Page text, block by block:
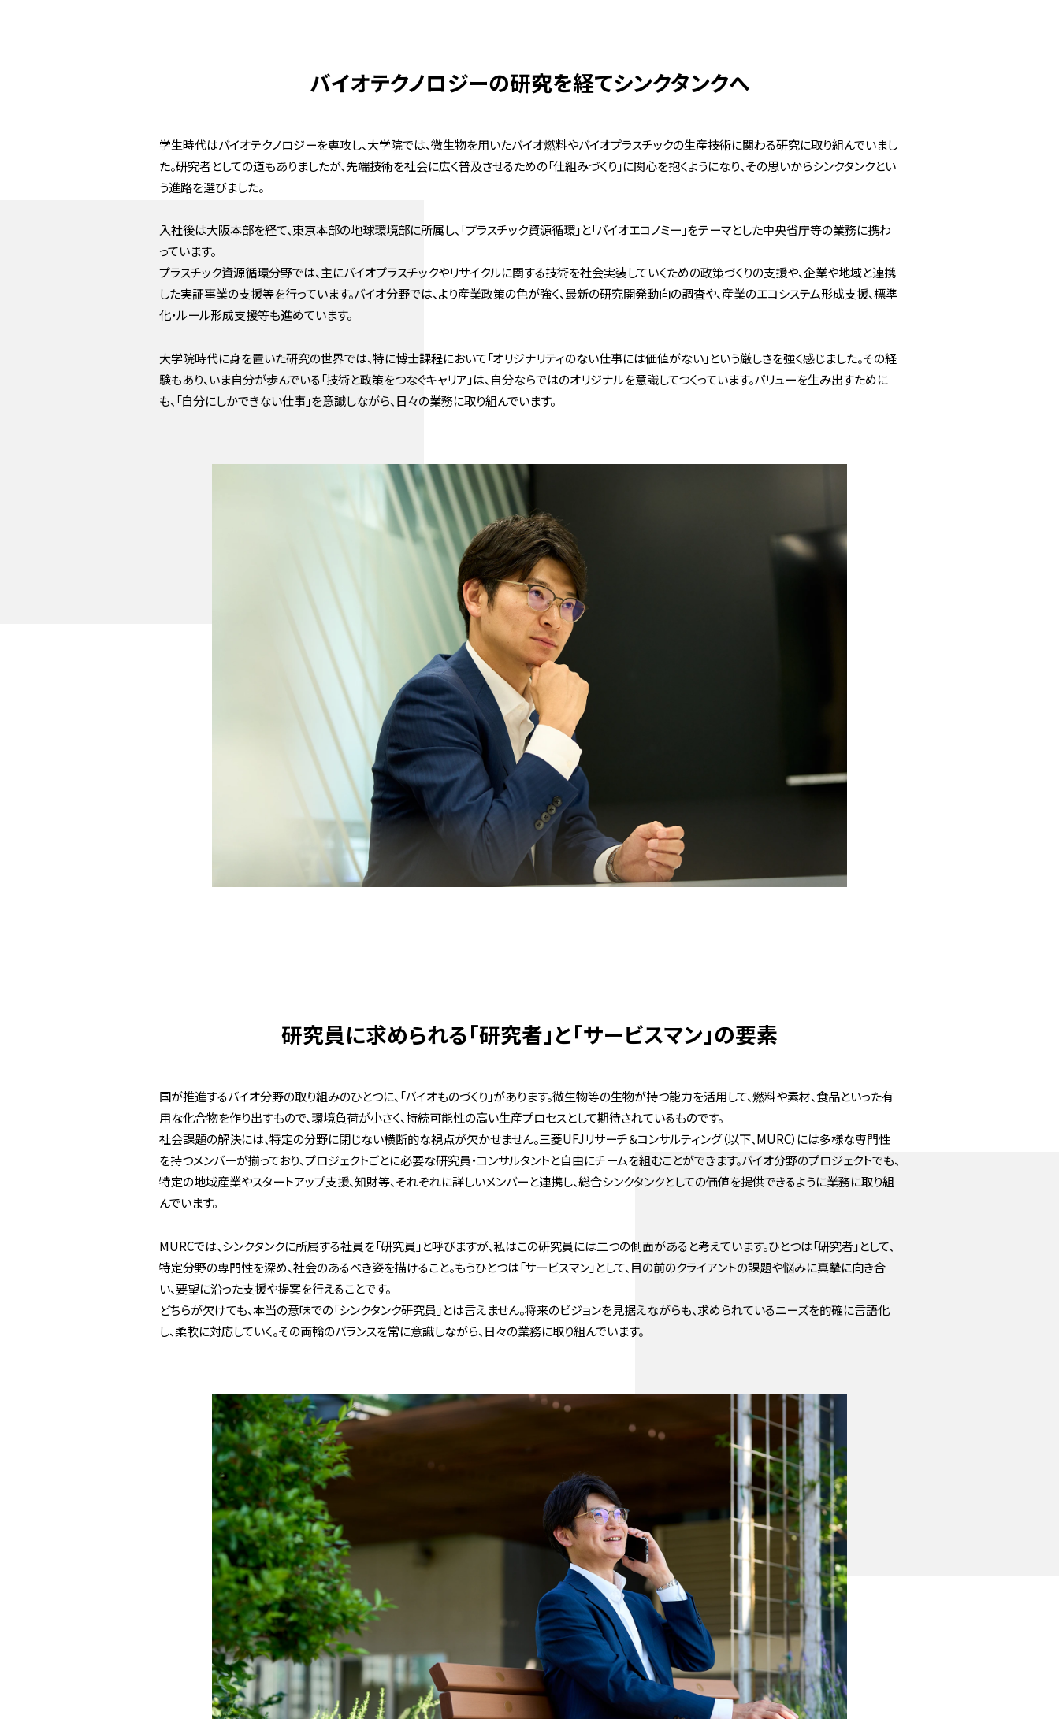
バイオテクノロジーの研究を経てシンクタンクへ
学生時代はバイオテクノロジーを専攻し、大学院では、微生物を用いたバイオ燃料やバイオプラスチックの生産技術に関わる研究に取り組んでいまし
た。研究者としての道もありましたが、先端技術を社会に広く普及させるための「仕組みづくり」に関心を抱くようになり、その思いからシンクタンクとい
う進路を選びました。
入社後は大阪本部を経て、東京本部の地球環境部に所属し、「プラスチック資源循環」と「バイオエコノミー」をテーマとした中央省庁等の業務に携わ
っています。
プラスチック資源循環分野では、主にバイオプラスチックやリサイクルに関する技術を社会実装していくための政策づくりの支援や、企業や地域と連携
した実証事業の支援等を行っています。バイオ分野では、より産業政策の色が強く、最新の研究開発動向の調査や、産業のエコシステム形成支援、標準
化・ルール形成支援等も進めています。
大学院時代に身を置いた研究の世界では、特に博士課程において「オリジナリティのない仕事には価値がない」という厳しさを強く感じました。その経
験もあり、いま自分が歩んでいる「技術と政策をつなぐキャリア」は、自分ならではのオリジナルを意識してつくっています。バリューを生み出すために
も、「自分にしかできない仕事」を意識しながら、日々の業務に取り組んでいます。
研究員に求められる「研究者」と「サービスマン」の要素
国が推進するバイオ分野の取り組みのひとつに、「バイオものづくり」があります。微生物等の生物が持つ能力を活用して、燃料や素材、食品といった有
用な化合物を作り出すもので、環境負荷が小さく、持続可能性の高い生産プロセスとして期待されているものです。
社会課題の解決には、特定の分野に閉じない横断的な視点が欠かせません。三菱UFJリサーチ＆コンサルティング（以下、MURC）には多様な専門性
を持つメンバーが揃っており、プロジェクトごとに必要な研究員・コンサルタントと自由にチームを組むことができます。バイオ分野のプロジェクトでも、
特定の地域産業やスタートアップ支援、知財等、それぞれに詳しいメンバーと連携し、総合シンクタンクとしての価値を提供できるように業務に取り組
んでいます。
MURCでは、シンクタンクに所属する社員を「研究員」と呼びますが、私はこの研究員には二つの側面があると考えています。ひとつは「研究者」として、
特定分野の専門性を深め、社会のあるべき姿を描けること。もうひとつは「サービスマン」として、目の前のクライアントの課題や悩みに真摯に向き合
い、要望に沿った支援や提案を行えることです。
どちらが欠けても、本当の意味での「シンクタンク研究員」とは言えません。将来のビジョンを見据えながらも、求められているニーズを的確に言語化
し、柔軟に対応していく。その両輪のバランスを常に意識しながら、日々の業務に取り組んでいます。